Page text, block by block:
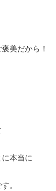
美だから！
本当に
。